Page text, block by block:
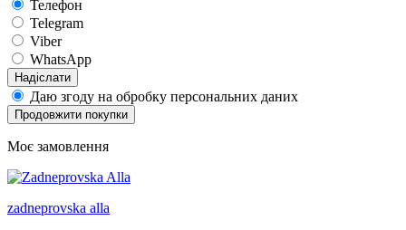
Телефон
Telegram
Viber
WhatsApp
Надіслати
Даю згоду на обробку персональних даних
Продовжити покупки
Моє замовлення
zadneprovska alla